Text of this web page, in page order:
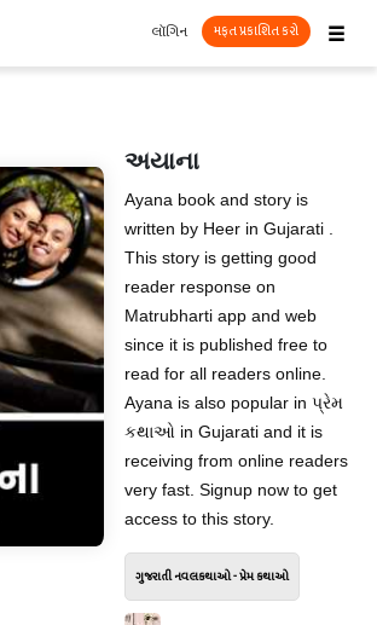
☰
લૉગિન મફત પ્રકાશિત કરો
અયાના
Ayana book and story is
written by Heer in Gujarati .
This story is getting good
reader response on
Matrubharti app and web
since it is published free to
read for all readers online.
Ayana is also popular in પ્રેમ
કથાઓ in Gujarati and it is
receiving from online readers
very fast. Signup now to get
access to this story.
ગુજરાતી નવલકથાઓ - પ્રેમ કથાઓ